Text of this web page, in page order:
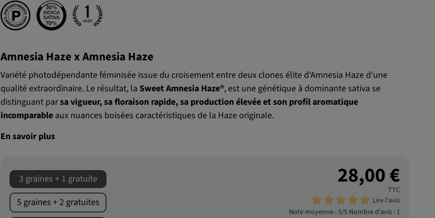
Amnesia Haze x Amnesia Haze
Variété photodépendante féminisée issue du croisement entre deux clones élite d'Amnesia Haze d'une
qualité extraordinaire. Le résultat, la Sweet Amnesia Haze®, est une génétique à dominante sativa se
distinguant parsa vigueur, sa floraison rapide, sa production élevée et son profil aromatique
incomparable aux nuances boisées caractéristiques de la Haze originale.
En savoir plus
3 graines + 1 gratuite
5 graines + 2 gratuites
28,00 €
TTC
Lire l'avis
Note moyenne :5/5 Nombre d'avis :1